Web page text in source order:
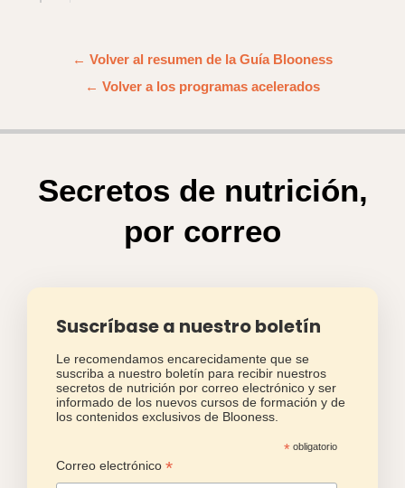
← Volver al resumen de la Guía Blooness
← Volver a los programas acelerados
Secretos de nutrición,
por correo
Suscríbase a nuestro boletín
Le recomendamos encarecidamente que se
suscriba a nuestro boletín para recibir nuestros
secretos de nutrición por correo electrónico y ser
informado de los nuevos cursos de formación y de
los contenidos exclusivos de Blooness.
* obligatorio
Correo electrónico *